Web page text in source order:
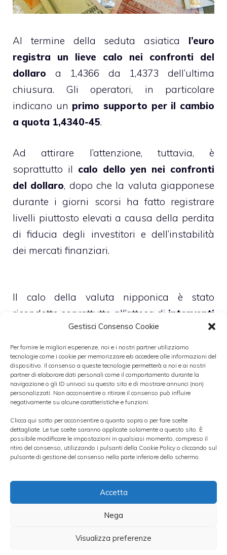
Gestisci Consenso Cookie
Per fornire le migliori esperienze, noi e i nostri partner utilizziamo
tecnologie come i cookie per memorizzare e/o accedere alle informazioni del
dispositivo. Il consenso a queste tecnologie permetterà a noi e ai nostri
partner di elaborare dati personali come il comportamento durante la
navigazione o gli ID univoci su questo sito e di mostrare annunci (non)
personalizzati. Non acconsentire o ritirare il consenso può influire
negativamente su alcune caratteristiche e funzioni.
Clicca qui sotto per acconsentire a quanto sopra o per fare scelte
dettagliate. Le tue scelte saranno applicate solamente a questo sito. È
possibile modificare le impostazioni in qualsiasi momento, compreso il
ritiro del consenso, utilizzando i pulsanti della Cookie Policy o cliccando sul
pulsante di gestione del consenso nella parte inferiore dello schermo.
Accetta
Nega
Visualizza preferenze
Al termine della seduta asiatica l’euro
registra un lieve calo nei confronti del
dollaro a 1,4366 da 1,4373 dell’ultima
chiusura. Gli operatori, in particolare
indicano un primo supporto per il cambio
a quota 1,4340-45.
Ad attirare l’attenzione, tuttavia, è
soprattutto il calo dello yen nei confronti
del dollaro, dopo che la valuta giapponese
durante i giorni scorsi ha fatto registrare
livelli piuttosto elevati a causa della perdita
di fiducia degli investitori e dell’instabilità
dei mercati finanziari.
Il calo della valuta nipponica è stato
ricondotto soprattutto all’attesa di interventi
da parte delle autorità giapponesi
dopo le
dichiarazioni rilasciate alcune ore fa dal
ministro delle Finanze giapponese,
Yoshihiko Noda, il quale ha affermato che le
autorità del paese porranno in essere delle
speculativi.
[LEGGI]COME SCEGLIERE IL FOREX
Stamane intorno alle otto ora italiana il
cambio dollaro yentratta in area 76,70 da
76,77 della chiusura di ieri, dopo il minino